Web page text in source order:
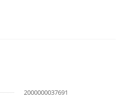
2000000037691